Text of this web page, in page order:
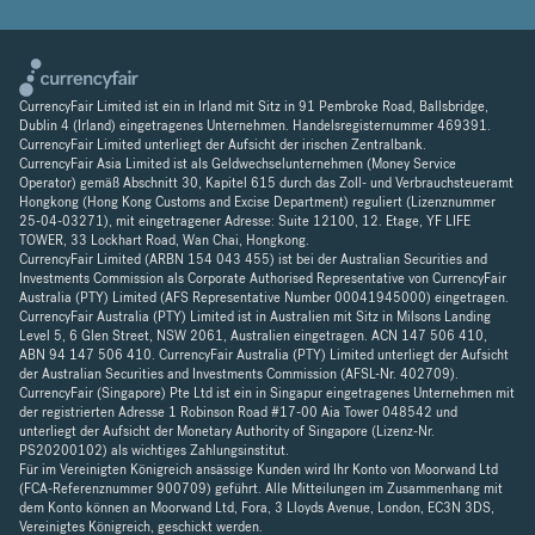
CurrencyFair Limited ist ein in Irland mit Sitz in 91 Pembroke Road, Ballsbridge,
Dublin 4 (Irland) eingetragenes Unternehmen. Handelsregisternummer 469391.
CurrencyFair Limited unterliegt der Aufsicht der irischen Zentralbank.
CurrencyFair Asia Limited ist als Geldwechselunternehmen (Money Service
Operator) gemäß Abschnitt 30, Kapitel 615 durch das Zoll- und Verbrauchsteueramt
Hongkong (Hong Kong Customs and Excise Department) reguliert (Lizenznummer
25-04-03271), mit eingetragener Adresse: Suite 12100, 12. Etage, YF LIFE
TOWER, 33 Lockhart Road, Wan Chai, Hongkong.
CurrencyFair Limited (ARBN 154 043 455) ist bei der Australian Securities and
Investments Commission als Corporate Authorised Representative von CurrencyFair
Australia (PTY) Limited (AFS Representative Number 00041945000) eingetragen.
CurrencyFair Australia (PTY) Limited ist in Australien mit Sitz in Milsons Landing
Level 5, 6 Glen Street, NSW 2061, Australien eingetragen. ACN 147 506 410,
ABN 94 147 506 410. CurrencyFair Australia (PTY) Limited unterliegt der Aufsicht
der Australian Securities and Investments Commission (AFSL-Nr. 402709).
CurrencyFair (Singapore) Pte Ltd ist ein in Singapur eingetragenes Unternehmen mit
der registrierten Adresse 1 Robinson Road #17-00 Aia Tower 048542 und
unterliegt der Aufsicht der Monetary Authority of Singapore (Lizenz-Nr.
PS20200102) als wichtiges Zahlungsinstitut.
Für im Vereinigten Königreich ansässige Kunden wird Ihr Konto von Moorwand Ltd
(FCA-Referenznummer 900709) geführt. Alle Mitteilungen im Zusammenhang mit
dem Konto können an Moorwand Ltd, Fora, 3 Lloyds Avenue, London, EC3N 3DS,
Vereinigtes Königreich, geschickt werden.